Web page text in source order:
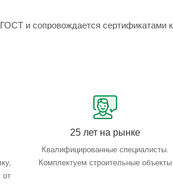
и сопровождается сертификатами
от
25 лет на рынке
Квалифицированные специалисты.
Комплектуем строительные объекты